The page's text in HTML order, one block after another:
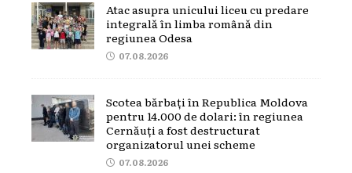
Atac asupra unicului liceu cu predare
integrală în limba română din
regiunea Odesa
07.08.2026
Scotea bărbați în Republica Moldova
pentru 14.000 de dolari: în regiunea
Cernăuți a fost destructurat
organizatorul unei scheme
07.08.2026